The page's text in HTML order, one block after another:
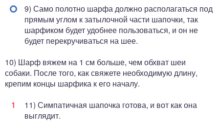
9) Само полотно шарфа должно располагаться под
прямым углом к затылочной части шапочки, так
шарфиком будет удобнее пользоваться, и он не
будет перекручиваться на шее.
10) Шарф вяжем на 1 см больше, чем обхват шеи
собаки. После того, как свяжете необходимую длину,
крепим концы шарфика к его началу.
11) Симпатичная шапочка готова, и вот как она
выглядит.